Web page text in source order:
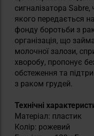
сигналізатора
якого передається
фонду боротьби з
організація, що
молочної залози,
хворобу, пропонує
обстеження та
з раком грудей.
Технічні
Матеріал: пластик
Колір: рожевий